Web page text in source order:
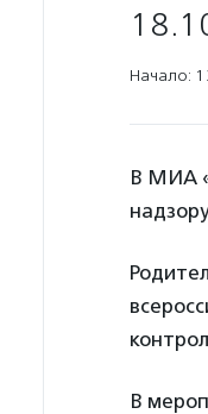
Начало:
В МИА
В